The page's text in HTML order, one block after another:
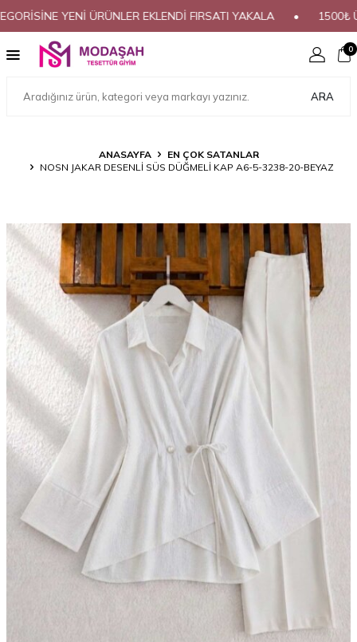
YENİ ÜRÜNLER EKLENDİ FIRSATI YAKALA • 1500₺
ARA
0
ANASAYFA
EN ÇOK SATANLAR
NOSN JAKAR DESENLİ SÜS DÜĞMELİ KAP A6-5-3238-20-BEYAZ